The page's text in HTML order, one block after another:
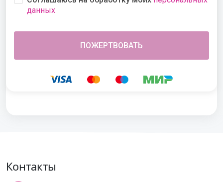
данных
Контакты